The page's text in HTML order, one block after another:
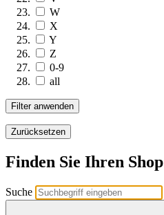
W
X
Y
Z
0-9
all
Filter anwenden
Zurücksetzen
Finden Sie Ihren Shop
Suche